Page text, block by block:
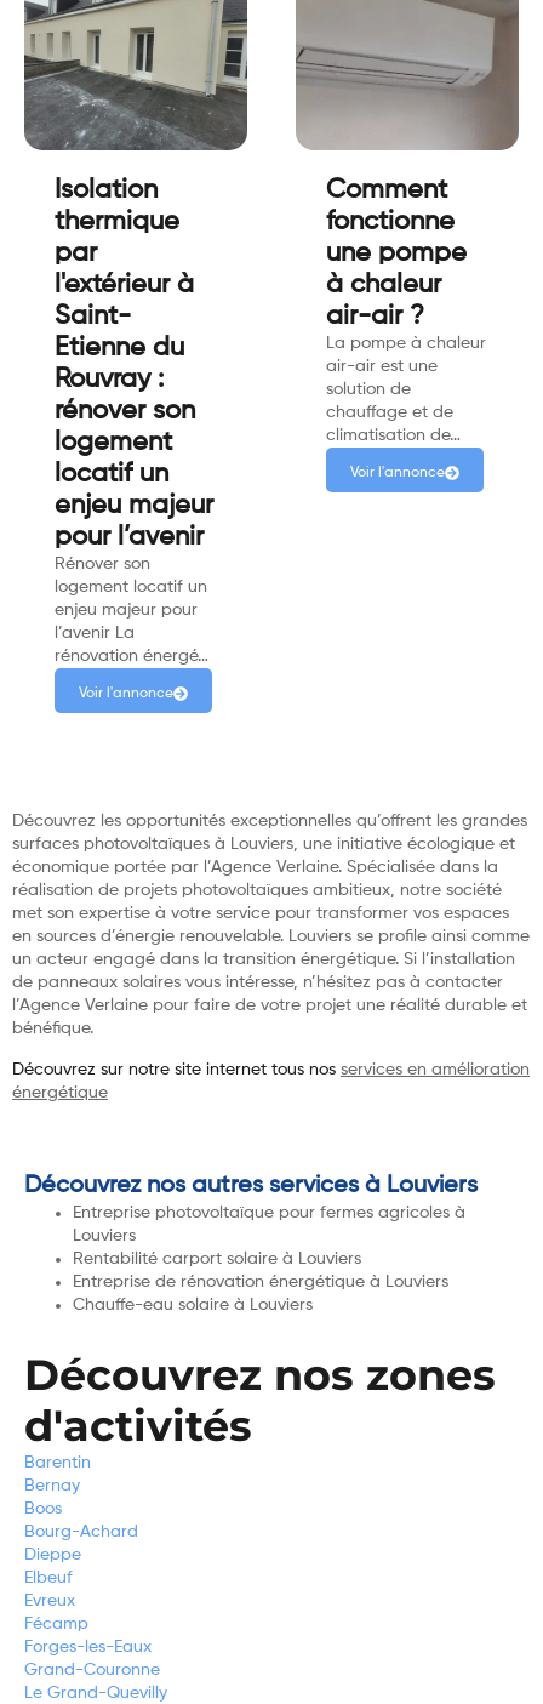
Isolation
thermique
par
l'extérieur à
Saint-
Etienne du
Rouvray :
rénover son
logement
locatif un
enjeu majeur
pour l’avenir
Rénover son
logement locatif un
enjeu majeur pour
l’avenir La
rénovation énergé…
Voir l'annonce
Comment
fonctionne
une pompe
à chaleur
air-air ?
La pompe à chaleur
air-air est une
solution de
chauffage et de
climatisation de…
Voir l'annonce
Découvrez les opportunités exceptionnelles qu’offrent les grandes
surfaces photovoltaïques à Louviers, une initiative écologique et
économique portée par l’Agence Verlaine. Spécialisée dans la
réalisation de projets photovoltaïques ambitieux, notre société
met son expertise à votre service pour transformer vos espaces
en sources d’énergie renouvelable. Louviers se profile ainsi comme
un acteur engagé dans la transition énergétique. Si l’installation
de panneaux solaires vous intéresse, n’hésitez pas à contacter
l’Agence Verlaine pour faire de votre projet une réalité durable et
bénéfique.
Découvrez sur notre site internet tous nos services en amélioration
énergétique
Découvrez nos autres services à Louviers
Entreprise photovoltaïque pour fermes agricoles à
Louviers
Rentabilité carport solaire à Louviers
Entreprise de rénovation énergétique à Louviers
Chauffe-eau solaire à Louviers
Découvrez nos zones
d'activités
Barentin
Bernay
Boos
Bourg-Achard
Dieppe
Elbeuf
Evreux
Fécamp
Forges-les-Eaux
Grand-Couronne
Le Grand-Quevilly